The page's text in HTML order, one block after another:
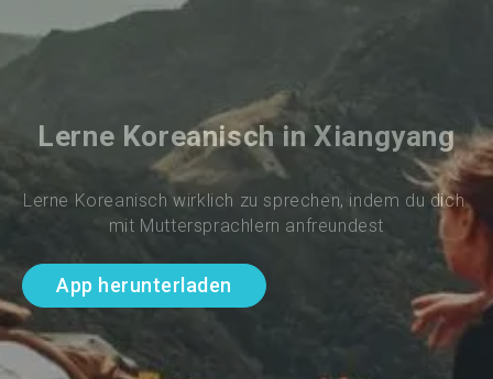
Lerne Koreanisch in Xiangyang
Lerne Koreanisch wirklich zu sprechen, indem du dich
mit Muttersprachlern anfreundest
App herunterladen